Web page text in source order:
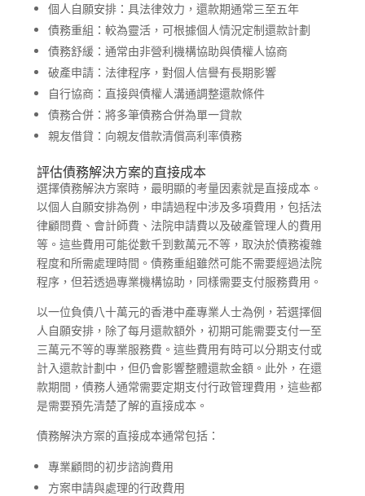
個人自願安排：具法律效力，還款期通常三至五年
債務重組：較為靈活，可根據個人情況定制還款計劃
債務舒緩：通常由非營利機構協助與債權人協商
破產申請：法律程序，對個人信譽有長期影響
自行協商：直接與債權人溝通調整還款條件
債務合併：將多筆債務合併為單一貸款
親友借貸：向親友借款清償高利率債務
評估債務解決方案的直接成本
選擇債務解決方案時，最明顯的考量因素就是直接成本。
以個人自願安排為例，申請過程中涉及多項費用，包括法
律顧問費、會計師費、法院申請費以及破產管理人的費用
等。這些費用可能從數千到數萬元不等，取決於債務複雜
程度和所需處理時間。債務重組雖然可能不需要經過法院
程序，但若透過專業機構協助，同樣需要支付服務費用。
以一位負債八十萬元的香港中產專業人士為例，若選擇個
人自願安排，除了每月還款額外，初期可能需要支付一至
三萬元不等的專業服務費。這些費用有時可以分期支付或
計入還款計劃中，但仍會影響整體還款金額。此外，在還
款期間，債務人通常需要定期支付行政管理費用，這些都
是需要預先清楚了解的直接成本。
債務解決方案的直接成本通常包括：
專業顧問的初步諮詢費用
方案申請與處理的行政費用